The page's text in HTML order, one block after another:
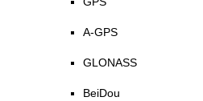
A-GPS
GLONASS
BeiDou